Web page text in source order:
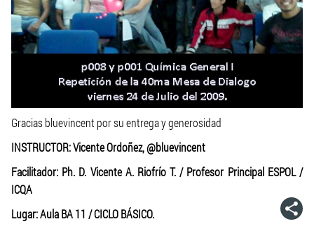
Gracias bluevincent por su entrega y generosidad
INSTRUCTOR: Vicente Ordoñez, @bluevincent
Facilitador: Ph. D. Vicente A. Riofrío T. / Profesor Principal ESPOL /
ICQA
Lugar: Aula BA 11 / CICLO BÁSICO.